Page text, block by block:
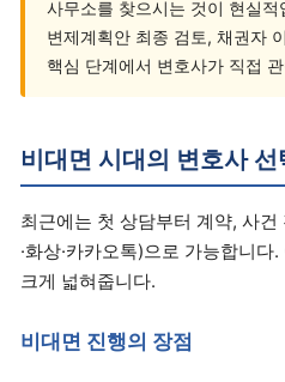
사무소를 찾으시는 것이 현실
변제계획안 최종 검토, 채권자
핵심 단계에서 변호사가 직접
비대면 시대의 변호사 선
최근에는 첫 상담부터 계약, 사
·화상·카카오톡)으로 가능합니
크게 넓혀줍니다.
비대면 진행의 장점